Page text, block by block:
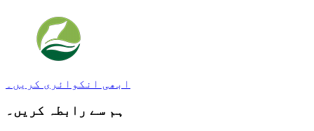
ابھی انکوائری کریں۔
ہم سے رابطہ کریں۔